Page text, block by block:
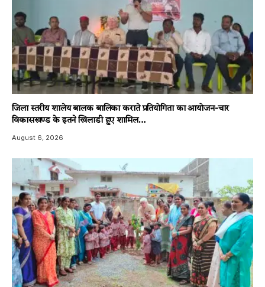
जिला स्तरीय शालेय बालक बालिका कराते प्रतियोगिता का आयोजन-चार
विकासखण्ड के इतने खिलाडी हुए शामिल…
August 6, 2026